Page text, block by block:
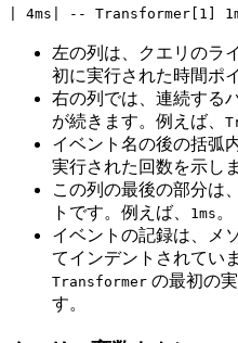
| 4ms| -- Transformer[1]
左の列は、クエリのラ
初に実行された時間ポ
右の列では、連続する
が続きます。例えば、
イベント名の後の括弧
実行された回数を示しま
この列の最後の部分は
トです。例えば、
1ms 。
イベントの記録は、メ
てインデントされてい
Transformer の最初の
す。